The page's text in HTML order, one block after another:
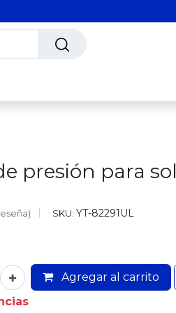
presión para
SKU: YT-82291UL
Agregar al carrito